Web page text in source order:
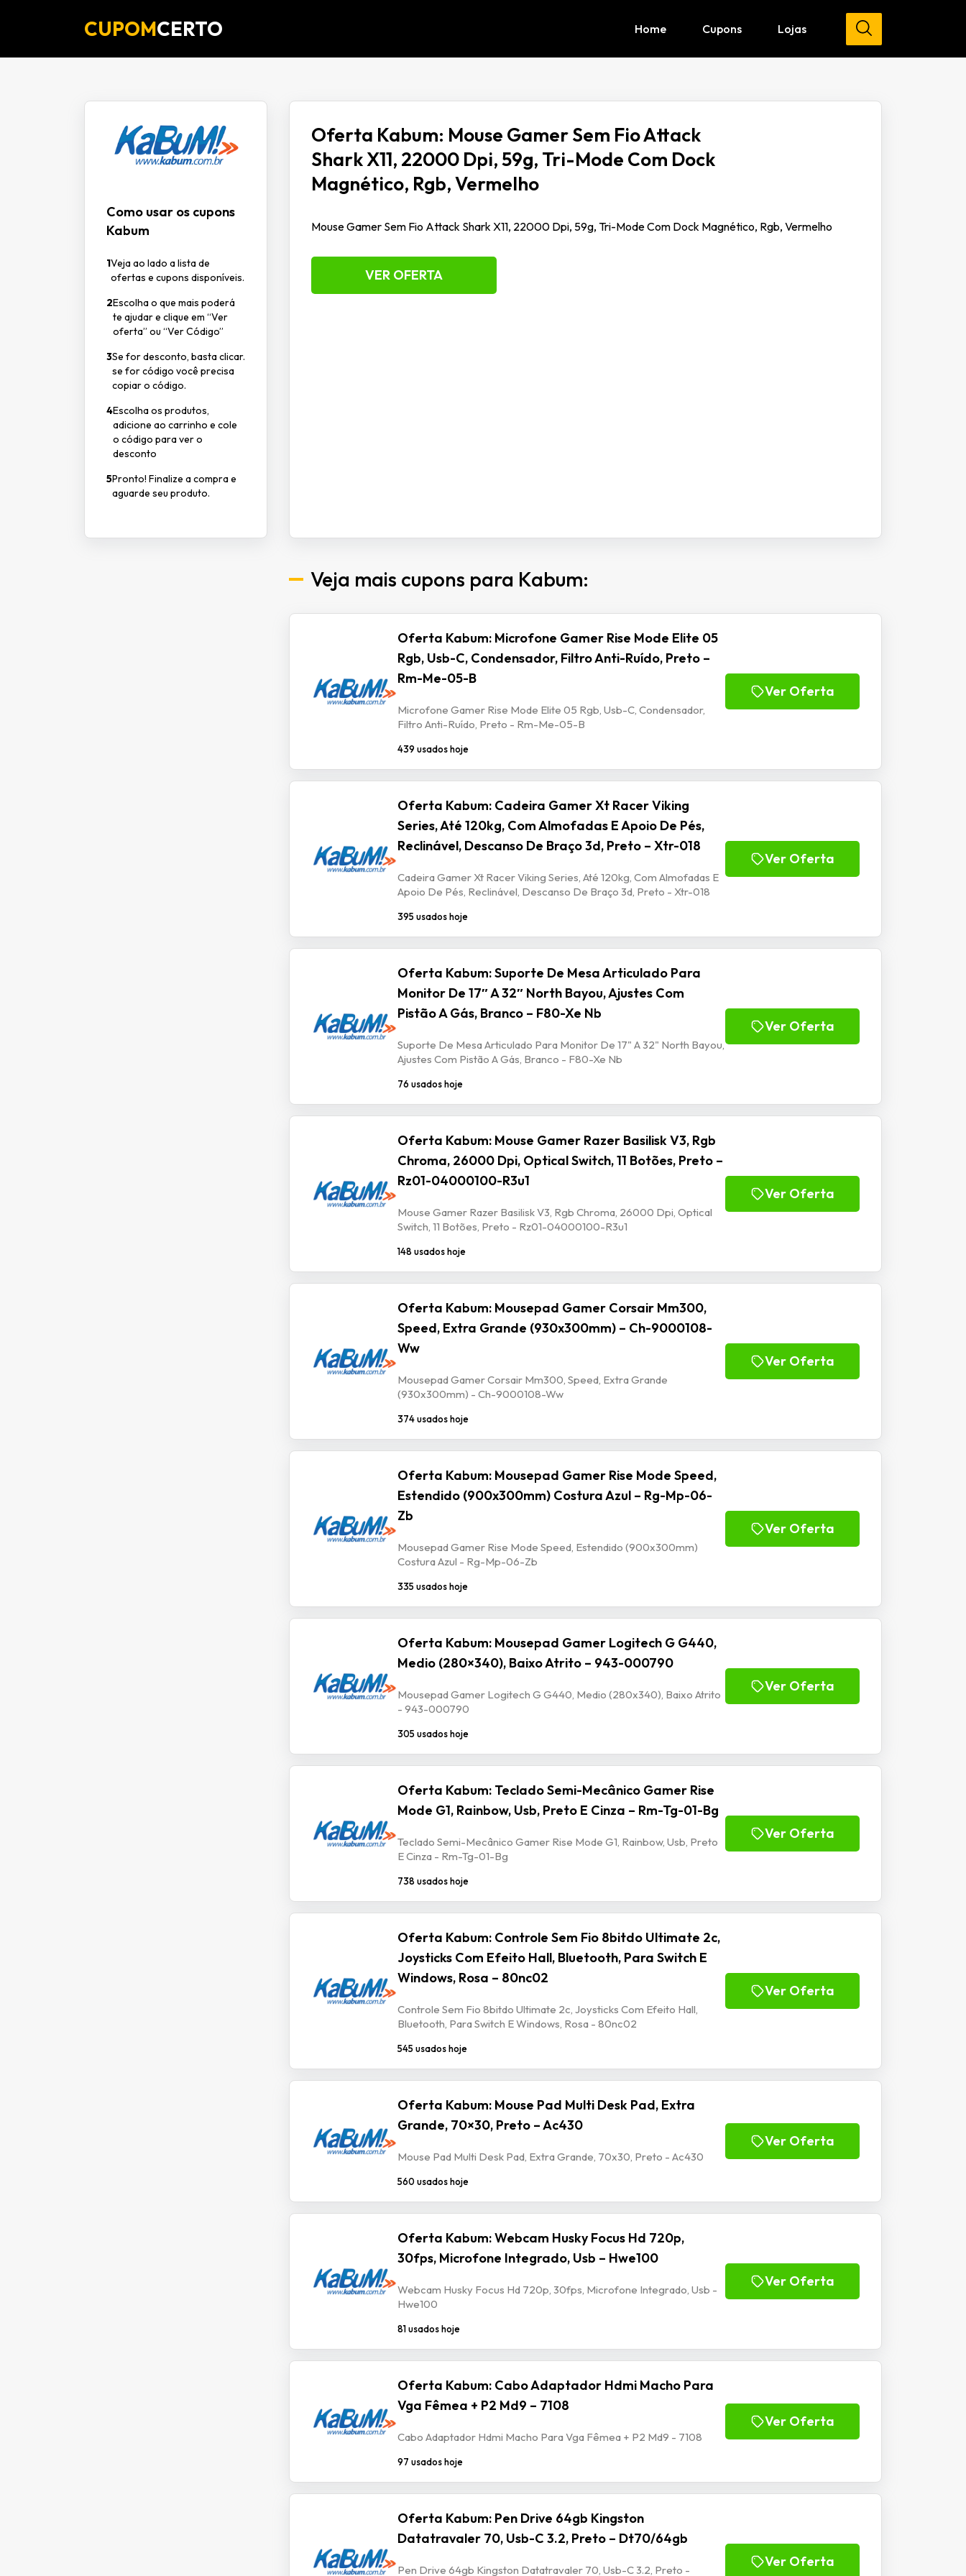
CUPOMCERTO Home Cupons Lojas
Como usar os cupons
Kabum
1Veja ao lado a lista de
ofertas e cupons disponíveis.
2Escolha o que mais poderá
te ajudar e clique em “Ver
oferta” ou “Ver Código”
3Se for desconto, basta clicar.
se for código você precisa
copiar o código.
4Escolha os produtos,
adicione ao carrinho e cole
o código para ver o
desconto
5Pronto! Finalize a compra e
aguarde seu produto.
Oferta Kabum: Mouse Gamer Sem Fio Attack
Shark X11, 22000 Dpi, 59g, Tri-Mode Com Dock
Magnético, Rgb, Vermelho
Mouse Gamer Sem Fio Attack Shark X11, 22000 Dpi, 59g, Tri-Mode Com Dock Magnético, Rgb, Vermelho
VER OFERTA
Veja mais cupons para Kabum:
Oferta Kabum: Microfone Gamer Rise Mode Elite 05
Rgb, Usb-C, Condensador, Filtro Anti-Ruído, Preto –
Rm-Me-05-B
Microfone Gamer Rise Mode Elite 05 Rgb, Usb-C, Condensador,
Filtro Anti-Ruído, Preto - Rm-Me-05-B
439 usados hoje
Ver Oferta
Oferta Kabum: Cadeira Gamer Xt Racer Viking
Series, Até 120kg, Com Almofadas E Apoio De Pés,
Reclinável, Descanso De Braço 3d, Preto – Xtr-018
Cadeira Gamer Xt Racer Viking Series, Até 120kg, Com Almofadas E
Apoio De Pés, Reclinável, Descanso De Braço 3d, Preto - Xtr-018
395 usados hoje
Ver Oferta
Oferta Kabum: Suporte De Mesa Articulado Para
Monitor De 17″ A 32″ North Bayou, Ajustes Com
Pistão A Gás, Branco – F80-Xe Nb
Suporte De Mesa Articulado Para Monitor De 17" A 32" North Bayou,
Ajustes Com Pistão A Gás, Branco - F80-Xe Nb
76 usados hoje
Ver Oferta
Oferta Kabum: Mouse Gamer Razer Basilisk V3, Rgb
Chroma, 26000 Dpi, Optical Switch, 11 Botões, Preto –
Rz01-04000100-R3u1
Mouse Gamer Razer Basilisk V3, Rgb Chroma, 26000 Dpi, Optical
Switch, 11 Botões, Preto - Rz01-04000100-R3u1
148 usados hoje
Ver Oferta
Oferta Kabum: Mousepad Gamer Corsair Mm300,
Speed, Extra Grande (930x300mm) – Ch-9000108-
Ww
Mousepad Gamer Corsair Mm300, Speed, Extra Grande
(930x300mm) - Ch-9000108-Ww
374 usados hoje
Ver Oferta
Oferta Kabum: Mousepad Gamer Rise Mode Speed,
Estendido (900x300mm) Costura Azul – Rg-Mp-06-
Zb
Mousepad Gamer Rise Mode Speed, Estendido (900x300mm)
Costura Azul - Rg-Mp-06-Zb
335 usados hoje
Ver Oferta
Oferta Kabum: Mousepad Gamer Logitech G G440,
Medio (280×340), Baixo Atrito – 943-000790
Mousepad Gamer Logitech G G440, Medio (280x340), Baixo Atrito
- 943-000790
305 usados hoje
Ver Oferta
Oferta Kabum: Teclado Semi-Mecânico Gamer Rise
Mode G1, Rainbow, Usb, Preto E Cinza – Rm-Tg-01-Bg
Teclado Semi-Mecânico Gamer Rise Mode G1, Rainbow, Usb, Preto
E Cinza - Rm-Tg-01-Bg
738 usados hoje
Ver Oferta
Oferta Kabum: Controle Sem Fio 8bitdo Ultimate 2c,
Joysticks Com Efeito Hall, Bluetooth, Para Switch E
Windows, Rosa – 80nc02
Controle Sem Fio 8bitdo Ultimate 2c, Joysticks Com Efeito Hall,
Bluetooth, Para Switch E Windows, Rosa - 80nc02
545 usados hoje
Ver Oferta
Oferta Kabum: Mouse Pad Multi Desk Pad, Extra
Grande, 70×30, Preto – Ac430
Mouse Pad Multi Desk Pad, Extra Grande, 70x30, Preto - Ac430
560 usados hoje
Ver Oferta
Oferta Kabum: Webcam Husky Focus Hd 720p,
30fps, Microfone Integrado, Usb – Hwe100
Webcam Husky Focus Hd 720p, 30fps, Microfone Integrado, Usb -
Hwe100
81 usados hoje
Ver Oferta
Oferta Kabum: Cabo Adaptador Hdmi Macho Para
Vga Fêmea + P2 Md9 – 7108
Cabo Adaptador Hdmi Macho Para Vga Fêmea + P2 Md9 - 7108
97 usados hoje
Ver Oferta
Oferta Kabum: Pen Drive 64gb Kingston
Datatravaler 70, Usb-C 3.2, Preto – Dt70/64gb
Pen Drive 64gb Kingston Datatravaler 70, Usb-C 3.2, Preto -
Ver Oferta